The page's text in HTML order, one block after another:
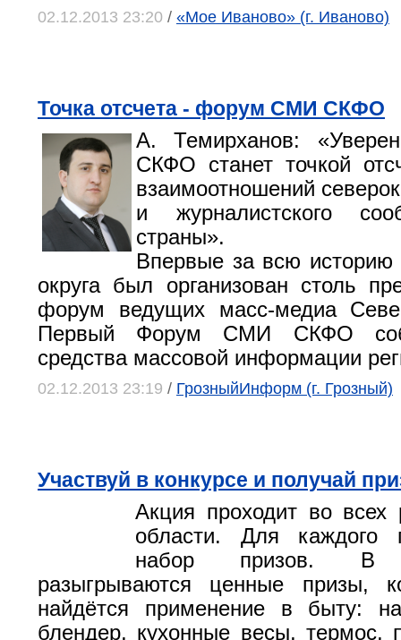
02.12.2013 23:20 / «Мое Иваново» (г. Иваново)
Точка отсчета - форум СМИ СКФО
А. Темирханов:
СКФО станет точкой
взаимоотношений
и журналистского
страны».
Впервые за всю историю
округа был организован столь
форум ведущих масс-медиа
Первый Форум СМИ СКФО
средства массовой информации
02.12.2013 23:19 / ГрозныйИнформ (г. Грозный)
Участвуй в конкурсе и получай
Акция проходит во всех
области. Для каждого
набор призов. В
разыгрываются ценные призы,
найдётся применение в быту:
блендер, кухонные весы, термос,